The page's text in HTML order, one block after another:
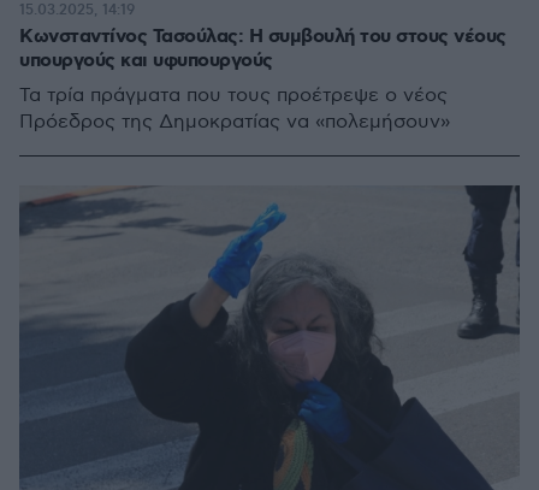
Κωνσταντίνος Τασούλας: Η συμβουλή του στους νέους
υπουργούς και υφυπουργούς
Τα τρία πράγματα που τους προέτρεψε ο νέος
Πρόεδρος της Δημοκρατίας να «πολεμήσουν»
15.03.2025, 14:19